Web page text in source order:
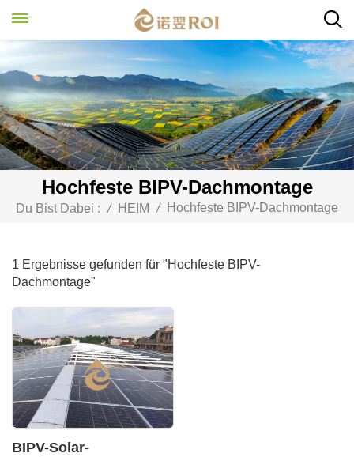
Hochfeste BIPV-Dachmontage
Du Bist Dabei : / HEIM / Hochfeste BIPV-Dachmontage
1 Ergebnisse gefunden für "Hochfeste BIPV-
Dachmontage"
BIPV-Solar-